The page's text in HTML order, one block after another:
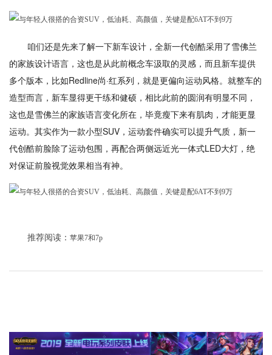
咱们还是先来了解一下新车设计，全新一代创酷采用了雪佛兰
的家族设计语言，这也是从此前概念车汲取的灵感，而且新车提供
多个版本，比如Redline尚·红系列，就是更偏向运动风格。就整车的
造型而言，新车显得更干练和健硕，相比此前的圆润有明显不同，
这也是雪佛兰的家族语言变化所在，毕竟瘦下来有肌肉，才能更显
运动。其实作为一款小型SUV，运动套件确实可以提升气质，新一
代创酷前脸除了运动包围，再配合两侧远近光一体式LED大灯，绝
对保证前脸视觉效果相当有神。
推荐阅读： 苹果7和7p